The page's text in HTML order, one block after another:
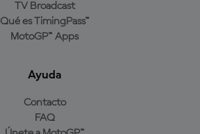
TV Broadcast
Qué es TimingPass™
MotoGP™ Apps
Ayuda
Contacto
FAQ